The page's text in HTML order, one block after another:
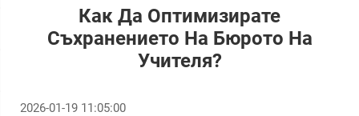
Как Да Оптимизирате
Съхранението На Бюрото На
Учителя?
2026-01-19 11:05:00